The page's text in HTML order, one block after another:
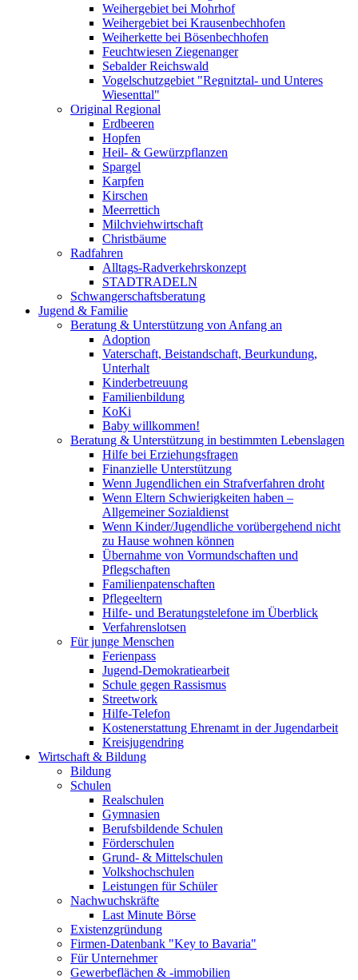
Weihergebiet bei Mohrhof
Weihergebiet bei Krausenbechhofen
Weiherkette bei Bösenbechhofen
Feuchtwiesen Ziegenanger
Sebalder Reichswald
Vogelschutzgebiet "Regnitztal- und Unteres
Wiesenttal"
Original Regional
Erdbeeren
Hopfen
Heil- & Gewürzpflanzen
Spargel
Karpfen
Kirschen
Meerrettich
Milchviehwirtschaft
Christbäume
Radfahren
Alltags-Radverkehrskonzept
STADTRADELN
Schwangerschaftsberatung
Jugend & Familie
Beratung & Unterstützung von Anfang an
Adoption
Vaterschaft, Beistandschaft, Beurkundung,
Unterhalt
Kinderbetreuung
Familienbildung
KoKi
Baby willkommen!
Beratung & Unterstützung in bestimmten Lebenslagen
Hilfe bei Erziehungsfragen
Finanzielle Unterstützung
Wenn Jugendlichen ein Strafverfahren droht
Wenn Eltern Schwierigkeiten haben –
Allgemeiner Sozialdienst
Wenn Kinder/Jugendliche vorübergehend nicht
zu Hause wohnen können
Übernahme von Vormundschaften und
Pflegschaften
Familienpatenschaften
Pflegeeltern
Hilfe- und Beratungstelefone im Überblick
Verfahrenslotsen
Für junge Menschen
Ferienpass
Jugend-Demokratiearbeit
Schule gegen Rassismus
Streetwork
Hilfe-Telefon
Kostenerstattung Ehrenamt in der Jugendarbeit
Kreisjugendring
Wirtschaft & Bildung
Bildung
Schulen
Realschulen
Gymnasien
Berufsbildende Schulen
Förderschulen
Grund- & Mittelschulen
Volkshochschulen
Leistungen für Schüler
Nachwuchskräfte
Last Minute Börse
Existenzgründung
Firmen-Datenbank "Key to Bavaria"
Für Unternehmer
Gewerbeflächen & -immobilien